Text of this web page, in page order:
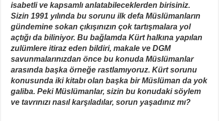
isabetli ve kapsamlı anlatabileceklerden birisiniz.
Sizin 1991 yılında bu sorunu ilk defa Müslümanların
gündemine sokan çıkışınızın çok tartışmalara yol
açtığı da biliniyor. Bu bağlamda Kürt halkına yapılan
zulümlere itiraz eden bildiri, makale ve DGM
savunmalarınızdan önce bu konuda Müslümanlar
arasında başka örneğe rastlamıyoruz. Kürt sorunu
konusunda iki kitabı olan başka bir Müslüman da yok
galiba. Peki Müslümanlar, sizin bu konudaki söylem
ve tavrınızı nasıl karşıladılar, sorun yaşadınız mı?